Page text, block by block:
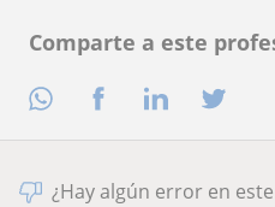
Comparte a este
¿Hay algún error en